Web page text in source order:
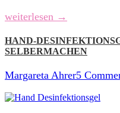
weiterlesen →
HAND-
SELBERMACHEN
Margareta Ahrer5